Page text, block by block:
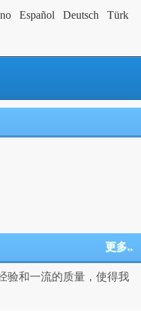
Español Deutsch Türk
更多..
验和一流的质量，使得我